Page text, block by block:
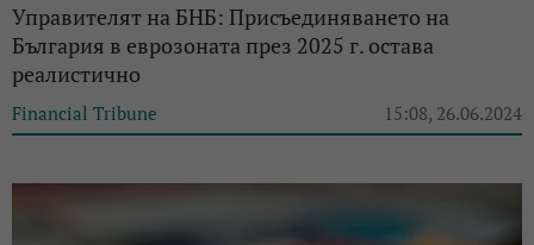
Управителят на БНБ: Присъединяването на
България в еврозоната през 2025 г. остава
реалистично
Financial Tribune 15:08, 26.06.2024